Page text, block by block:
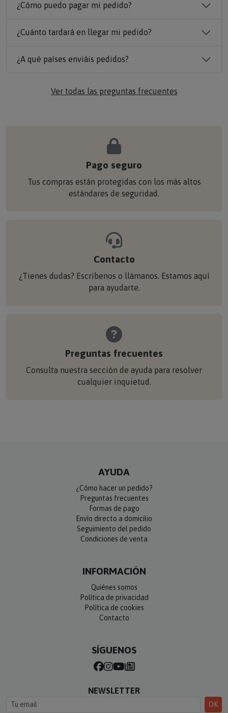
¿Cómo puedo pagar mi pedido?
¿Cuánto tardará en llegar mi pedido?
¿A qué países enviáis pedidos?
Ver todas las preguntas frecuentes
Pago seguro
Tus compras están protegidas con los más altos
estándares de seguridad.
Contacto
¿Tienes dudas? Escríbenos o llámanos. Estamos aquí
para ayudarte.
Preguntas frecuentes
Consulta nuestra sección de ayuda para resolver
cualquier inquietud.
AYUDA
¿Cómo hacer un pedido?
Preguntas frecuentes
Formas de pago
Envío directo a domicilio
Seguimiento del pedido
Condiciones de venta
INFORMACIÓN
Quiénes somos
Política de privacidad
Política de cookies
Contacto
SÍGUENOS
NEWSLETTER
OK